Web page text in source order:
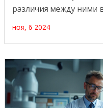
различия между ними
тела и обычно
быть как
злокачественными, и
ноя, 6 2024